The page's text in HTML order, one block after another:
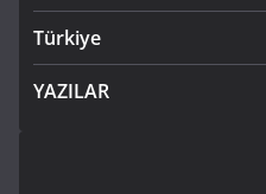
Türkiye
YAZILAR